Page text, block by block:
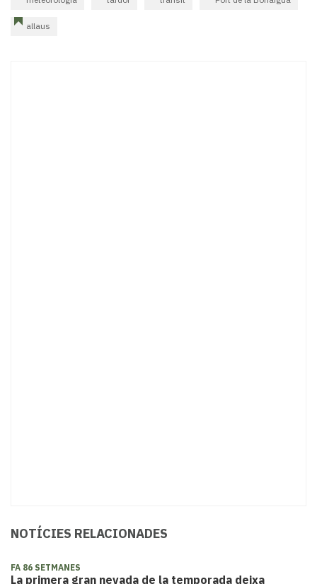
allaus
NOTÍCIES RELACIONADES
FA 86 SETMANES
La primera gran nevada de la temporada deixa